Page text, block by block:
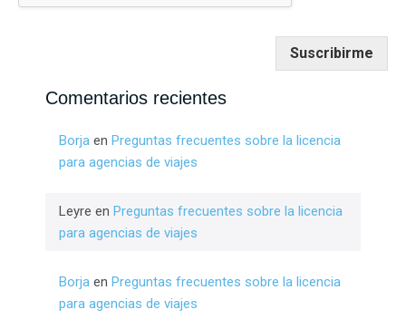
Suscribirme
Comentarios recientes
Borja en Preguntas frecuentes sobre la licencia
para agencias de viajes
Leyre en Preguntas frecuentes sobre la licencia
para agencias de viajes
Borja en Preguntas frecuentes sobre la licencia
para agencias de viajes